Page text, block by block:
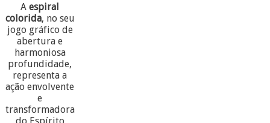
Aespiral
colorida, no seu
jogo gráfico de
abertura e
harmoniosa
profundidade,
representa a
ação envolvente
e
transformadora
do Espírito